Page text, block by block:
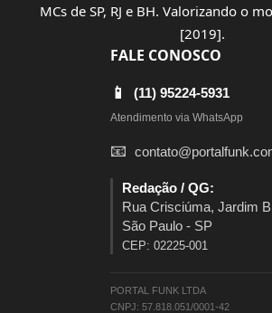
MCs de SP, RJ e BH. Valorizando o
[2019].
FALE CONOSCO
📱 (11) 95224-5931
Atendimento via WhatsApp
📧
Redação / QG:
Rua Crisciúma, Jardim
São Paulo - SP
CEP: 02225-001
PORTAL FUNK LTDA
CNPJ: 57.818.051/0001-42